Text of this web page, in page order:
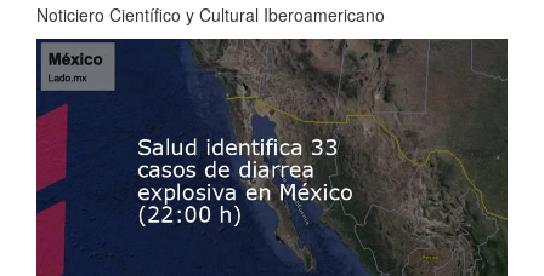
Noticiero Científico y Cultural Iberoamericano